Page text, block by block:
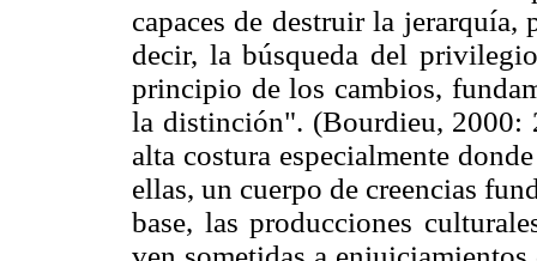
capaces de destruir la
decir, la búsqueda del
principio de los cambios,
la distinción". (Bourdieu, 2000:
alta costura especialmente
ellas, un cuerpo de creencias
base, las producciones